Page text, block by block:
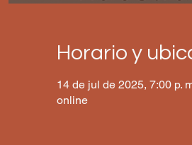
Horario y
14 de jul de 2025, 7:00 p.
online